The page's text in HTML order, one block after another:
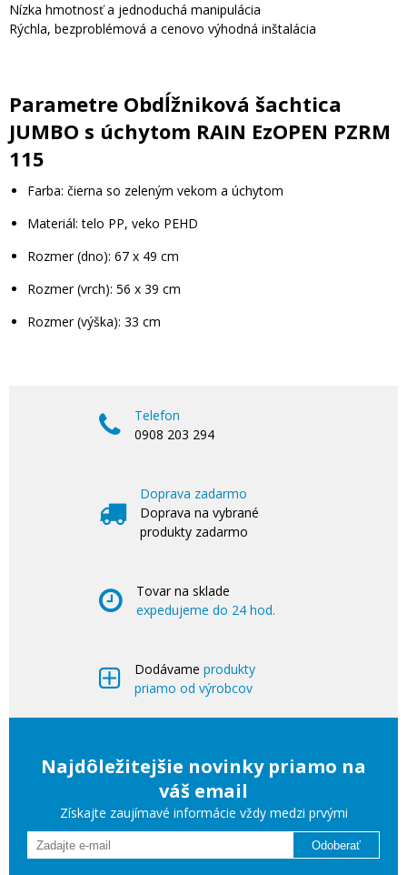
Nízka hmotnosť a jednoduchá manipulácia
Rýchla, bezproblémová a cenovo výhodná inštalácia
Parametre Obdĺžniková šachtica
JUMBO s úchytom RAIN EzOPEN PZRM
115
Farba: čierna so zeleným vekom a úchytom
Materiál: telo PP, veko PEHD
Rozmer (dno): 67 x 49 cm
Rozmer (vrch): 56 x 39 cm
Rozmer (výška): 33 cm
Telefon
0908 203 294
Doprava zadarmo
Doprava na vybrané
produkty zadarmo
Tovar na sklade
expedujeme do 24 hod.
Dodávame produkty
priamo od výrobcov
Najdôležitejšie novinky priamo na
váš email
Získajte zaujímavé informácie vždy medzi prvými
Odoberať